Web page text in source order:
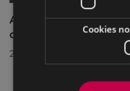
Acuerdos
celebrado el 27 de
28/07/2026
Cookies